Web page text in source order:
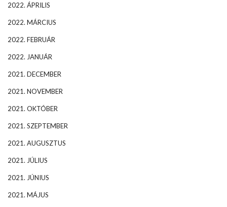
2022. ÁPRILIS
2022. MÁRCIUS
2022. FEBRUÁR
2022. JANUÁR
2021. DECEMBER
2021. NOVEMBER
2021. OKTÓBER
2021. SZEPTEMBER
2021. AUGUSZTUS
2021. JÚLIUS
2021. JÚNIUS
2021. MÁJUS